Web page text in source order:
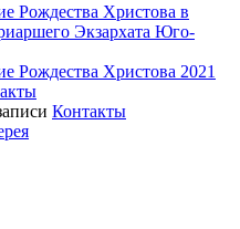
Рождества Христова в
Экзархата Юго-
Рождества Христова 2021
Контакты